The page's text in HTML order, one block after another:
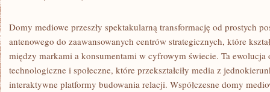
Domy mediowe przeszły spektakularną transformację od prostych
antenowego do zaawansowanych centrów strategicznych, które
między markami a konsumentami w cyfrowym świecie. Ta ewolucja
technologiczne i społeczne, które przekształciły media z
interaktywne platformy budowania relacji. Współczesne domy